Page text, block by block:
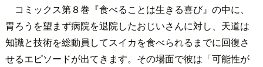
コミックス第８巻『食べることは生きる喜び』の中に、
胃ろうを望まず病院を退院したおじいさんに対し、天道は
知識と技術を総動員してスイカを食べられるまでに回復さ
せるエピソードが出てきます。その場面で彼は「可能性が